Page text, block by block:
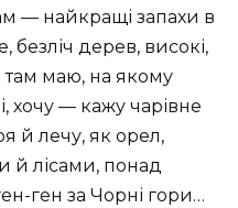
— найкращі запахи в
безліч дерев, високі,
там маю, на якому
хочу — кажу чарівне
й лечу, як орел,
й лісами, понад
ген за Чорні гори…